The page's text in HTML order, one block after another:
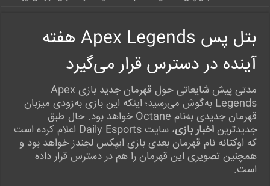
بتل پس Apex Legends هفته
آینده در دسترس قرار می‌گیرد
مدتی پیش شایعاتی حول قهرمان جدید بازی Apex
Legends به‌گوش می‌رسید؛ اینکه این بازی به‌زودی میزبان
قهرمان جدیدی به‌نام Octane خواهد بود. حال طبق
جدیدتریناخبار بازی
، سایت Daily Esports اعلام کرده است
که اوکتانه نام قهرمان بعدی بازی ایپکس لجندز خواهد بود و
همچنین تصویری این قهرمان را هم در دسترس قرار داده
است.